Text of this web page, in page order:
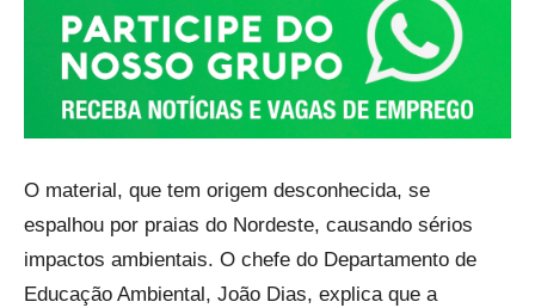
O material, que tem origem desconhecida, se
espalhou por praias do Nordeste, causando sérios
impactos ambientais. O chefe do Departamento de
Educação Ambiental, João Dias, explica que a